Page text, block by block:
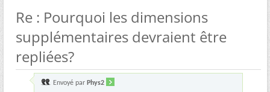
Re : Pourquoi les dimensions
supplémentaires devraient être
repliées?
Envoyé par Phys2